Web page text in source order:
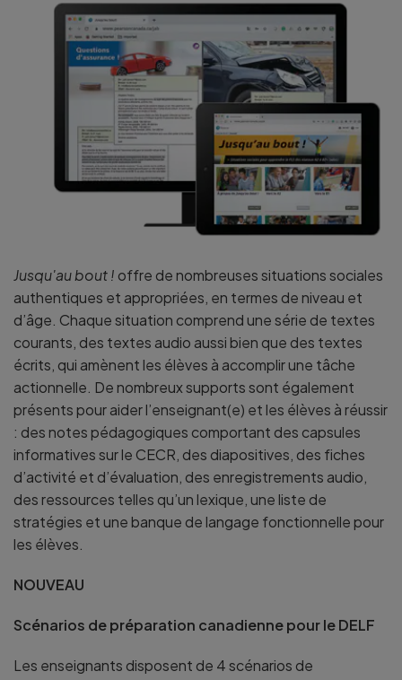
Jusqu'au bout ! offre de nombreuses situations sociales
authentiques et appropriées, en termes de niveau et
d’âge. Chaque situation comprend une série de textes
courants, des textes audio aussi bien que des textes
écrits, qui amènent les élèves à accomplir une tâche
actionnelle. De nombreux supports sont également
présents pour aider l’enseignant(e) et les élèves à réussir
: des notes pédagogiques comportant des capsules
informatives sur le CECR, des diapositives, des fiches
d’activité et d’évaluation, des enregistrements audio,
des ressources telles qu’un lexique, une liste de
stratégies et une banque de langage fonctionnelle pour
les élèves.
NOUVEAU
Scénarios de préparation canadienne pour le DELF
Les enseignants disposent de 4 scénarios de